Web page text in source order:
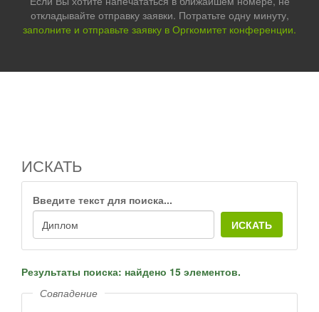
откладывайте отправку заявки. Потратьте одну минуту,
заполните и отправьте заявку в Оргкомитет конференции.
ИСКАТЬ
Введите текст для поиска...
ИСКАТЬ
Результаты поиска: найдено 15 элементов.
Совпадение